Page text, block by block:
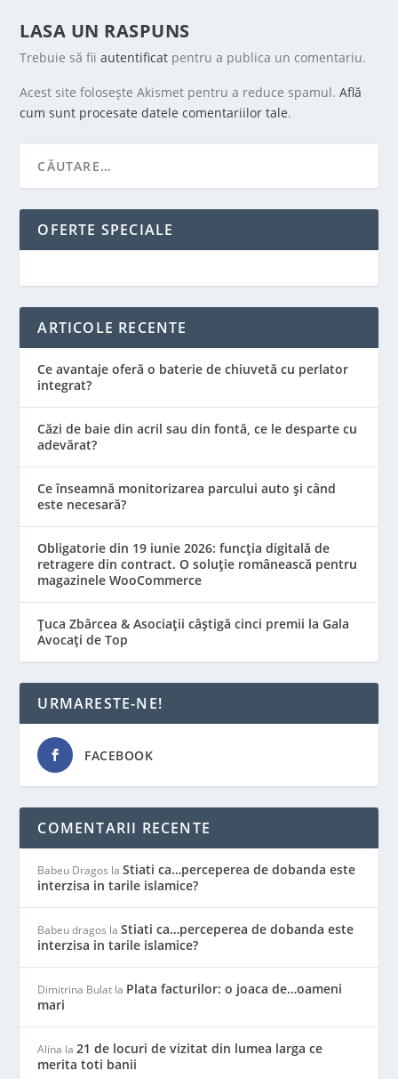
LASA UN RASPUNS
Trebuie să fiiautentificat pentru a publica un comentariu.
Acest site folosește Akismet pentru a reduce spamul.Află
cum sunt procesate datele comentariilor tale.
OFERTE SPECIALE
ARTICOLE RECENTE
Ce avantaje oferă o baterie de chiuvetă cu perlator
integrat?
Căzi de baie din acril sau din fontă, ce le desparte cu
adevărat?
Ce înseamnă monitorizarea parcului auto și când
este necesară?
Obligatorie din 19 iunie 2026: funcția digitală de
retragere din contract. O soluție românească pentru
magazinele WooCommerce
Țuca Zbârcea & Asociații câștigă cinci premii la Gala
Avocați de Top
URMARESTE-NE!
FACEBOOK
COMENTARII RECENTE
Babeu Dragos laStiati ca…perceperea de dobanda este
interzisa in tarile islamice?
Babeu dragos laStiati ca…perceperea de dobanda este
interzisa in tarile islamice?
Dimitrina Bulat la Plata facturilor: o joaca de…oameni
mari
Alina la21 de locuri de vizitat din lumea larga ce
merita toti banii